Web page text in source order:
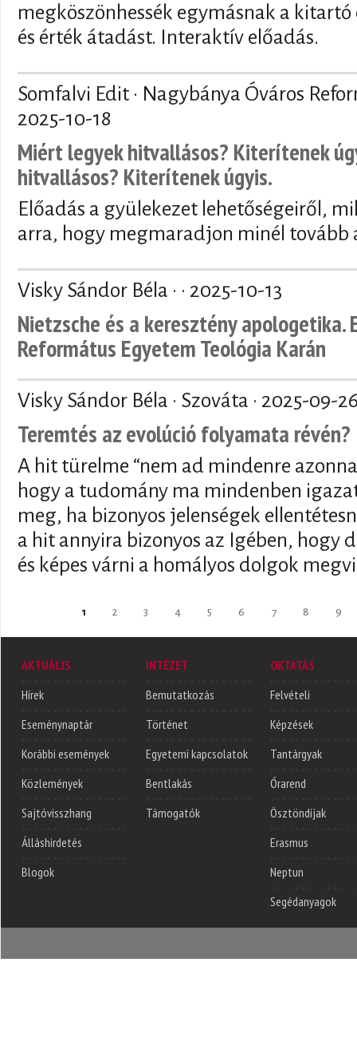
megköszönhessék egymásnak a
és érték átadást. Interaktív előadás.
Somfalvi Edit · Nagybánya Óváros
2025-10-18
Miért legyek hitvallásos? Kiterítenek
hitvallásos? Kiterítenek úgyis.
Előadás a gyülekezet lehetőségeiről,
arra, hogy megmaradjon minél tovább
Visky Sándor Béla · · 2025-10-13
Nietzsche és a keresztény apologetika.
Református Egyetem Teológia Karán
Visky Sándor Béla · Szováta · 2025-09-
Teremtés az evolúció folyamata révén?
A hit türelme “nem ad mindenre
hogy a tudomány ma mindenben
meg, ha bizonyos jelenségek
a hit annyira bizonyos az Igében, hogy
és képes várni a homályos dolgok
1 2 3 4 5 6 7 8 9
AKTUÁLIS
Hírek
Eseménynaptár
Korábbi események
Közlemények
Sajtóvisszhang
Álláshirdetés
Blogok
INTÉZET
Bemutatkozás
Történet
Egyetemi kapcsolatok
Bentlakás
Támogatók
OKTATÁS
Felvételi
Képzések
Tantárgyak
Órarend
Ösztöndíjak
Erasmus
Neptun
Segédanyagok